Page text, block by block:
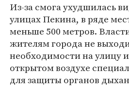
Из-за смога ухудшилась
улицах Пекина, в ряде
меньше 500 метров.
жителям города не
необходимости на улицу
открытом воздухе
для защиты органов